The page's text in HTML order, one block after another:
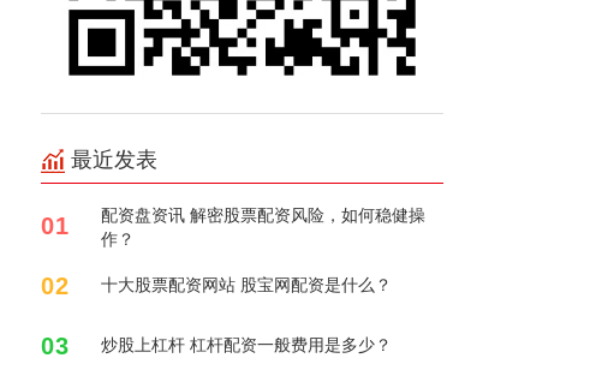
最近发表
01
配资盘资讯 解密股票配资风险，如何稳健操
作？
02 十大股票配资网站 股宝网配资是什么？
03 炒股上杠杆 杠杆配资一般费用是多少？